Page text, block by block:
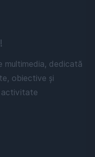
multimedia, dedicată
obiective și
activitate